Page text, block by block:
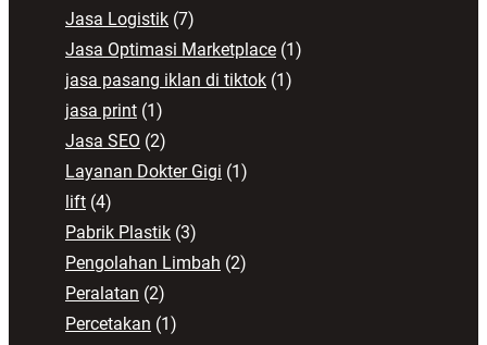
Jasa Logistik (7)
Jasa Optimasi Marketplace (1)
jasa pasang iklan di tiktok (1)
jasa print (1)
Jasa SEO (2)
Layanan Dokter Gigi (1)
lift (4)
Pabrik Plastik (3)
Pengolahan Limbah (2)
Peralatan (2)
Percetakan (1)